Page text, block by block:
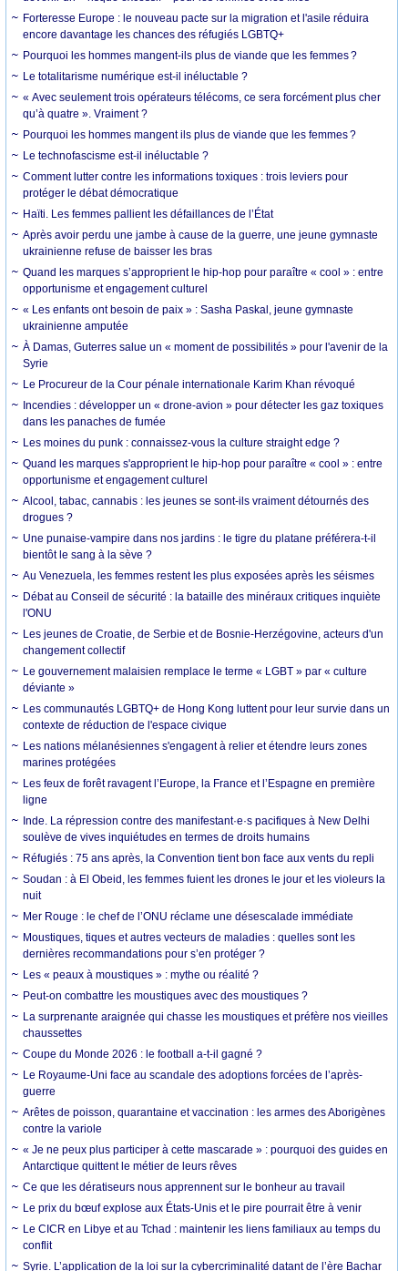
Forteresse Europe : le nouveau pacte sur la migration et l'asile réduira
encore davantage les chances des réfugiés LGBTQ+
Pourquoi les hommes mangent-ils plus de viande que les femmes ?
Le totalitarisme numérique est-il inéluctable ?
« Avec seulement trois opérateurs télécoms, ce sera forcément plus cher
qu’à quatre ». Vraiment ?
Pourquoi les hommes mangent ils plus de viande que les femmes ?
Le technofascisme est-il inéluctable ?
Comment lutter contre les informations toxiques : trois leviers pour
protéger le débat démocratique
Haïti. Les femmes pallient les défaillances de l’État
Après avoir perdu une jambe à cause de la guerre, une jeune gymnaste
ukrainienne refuse de baisser les bras
Quand les marques s’approprient le hip-hop pour paraître « cool » : entre
opportunisme et engagement culturel
« Les enfants ont besoin de paix » : Sasha Paskal, jeune gymnaste
ukrainienne amputée
À Damas, Guterres salue un « moment de possibilités » pour l'avenir de la
Syrie
Le Procureur de la Cour pénale internationale Karim Khan révoqué
Incendies : développer un « drone-avion » pour détecter les gaz toxiques
dans les panaches de fumée
Les moines du punk : connaissez-vous la culture straight edge ?
Quand les marques s'approprient le hip-hop pour paraître « cool » : entre
opportunisme et engagement culturel
Alcool, tabac, cannabis : les jeunes se sont-ils vraiment détournés des
drogues ?
Une punaise-vampire dans nos jardins : le tigre du platane préférera-t-il
bientôt le sang à la sève ?
Au Venezuela, les femmes restent les plus exposées après les séismes
Débat au Conseil de sécurité : la bataille des minéraux critiques inquiète
l'ONU
Les jeunes de Croatie, de Serbie et de Bosnie-Herzégovine, acteurs d'un
changement collectif
Le gouvernement malaisien remplace le terme « LGBT » par « culture
déviante »
Les communautés LGBTQ+ de Hong Kong luttent pour leur survie dans un
contexte de réduction de l'espace civique
Les nations mélanésiennes s'engagent à relier et étendre leurs zones
marines protégées
Les feux de forêt ravagent l’Europe, la France et l’Espagne en première
ligne
Inde. La répression contre des manifestant·e·s pacifiques à New Delhi
soulève de vives inquiétudes en termes de droits humains
Réfugiés : 75 ans après, la Convention tient bon face aux vents du repli
Soudan : à El Obeid, les femmes fuient les drones le jour et les violeurs la
nuit
Mer Rouge : le chef de l’ONU réclame une désescalade immédiate
Moustiques, tiques et autres vecteurs de maladies : quelles sont les
dernières recommandations pour s’en protéger ?
Les « peaux à moustiques » : mythe ou réalité ?
Peut-on combattre les moustiques avec des moustiques ?
La surprenante araignée qui chasse les moustiques et préfère nos vieilles
chaussettes
Coupe du Monde 2026 : le football a-t-il gagné ?
Le Royaume-Uni face au scandale des adoptions forcées de l’après-
guerre
Arêtes de poisson, quarantaine et vaccination : les armes des Aborigènes
contre la variole
« Je ne peux plus participer à cette mascarade » : pourquoi des guides en
Antarctique quittent le métier de leurs rêves
Ce que les dératiseurs nous apprennent sur le bonheur au travail
Le prix du bœuf explose aux États-Unis et le pire pourrait être à venir
Le CICR en Libye et au Tchad : maintenir les liens familiaux au temps du
conflit
Syrie. L’application de la loi sur la cybercriminalité datant de l’ère Bachar